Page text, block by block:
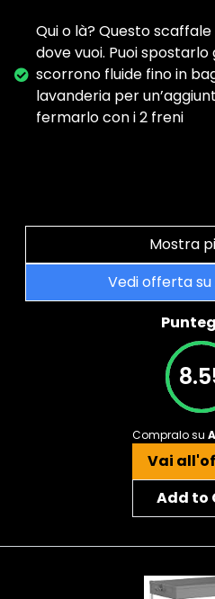
Qui o là? Questo
dove vuoi. Puoi
scorrono fluide fino in
lavanderia per
fermarlo con i 2 freni
Mostra
Vedi offerta su
Compralo su
Vai
Add to